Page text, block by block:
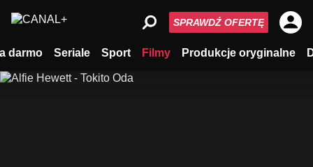
darmo Seriale Sport Filmy Produkcje oryginalne
SPRAWDŹ OFERTĘ